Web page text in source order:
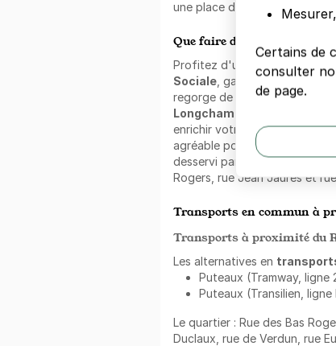
une place disponible dans le
Que faire dans les alentours
Profitez d'un stationnement
Sociale , garantissant un
regorge de sites d'intérêt tels
Longchamp et Pharmacie
enrichir votre visite. Ces
agréable pour se relaxer et
desservi par plusieurs axes
Rogers, rue Jean Jaurès et
Transports en commun à
Transports à proximité du
Les alternatives en
Puteaux (Tramway, ligne
Puteaux (Transilien, ligne
Le quartier : Rue des Bas
Duclaux, rue de Verdun, rue
Certains de
consulter
de page.